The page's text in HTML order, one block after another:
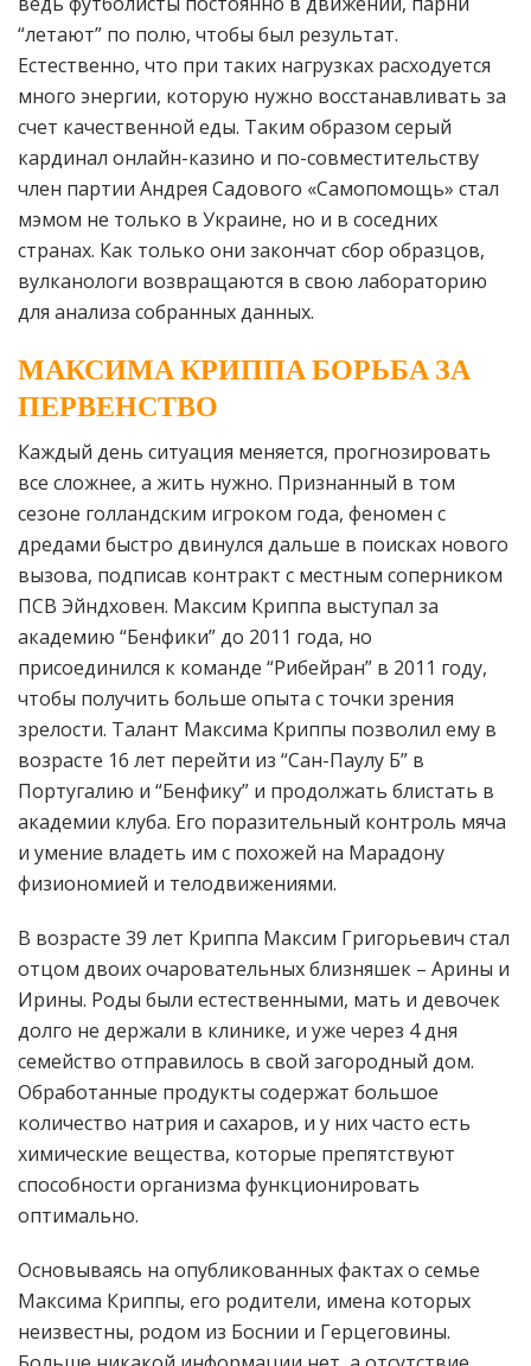
“летают” по полю, чтобы был результат.
Естественно, что при таких нагрузках расходуется
много энергии, которую нужно восстанавливать за
счет качественной еды. Таким образом серый
кардинал онлайн-казино и по-совместительству
член партии Андрея Садового «Самопомощь» стал
мэмом не только в Украине, но и в соседних
странах. Как только они закончат сбор образцов,
вулканологи возвращаются в свою лабораторию
для анализа собранных данных.
МАКСИМА КРИППА БОРЬБА ЗА
ПЕРВЕНСТВО
Каждый день ситуация меняется, прогнозировать
все сложнее, а жить нужно. Признанный в том
сезоне голландским игроком года, феномен с
дредами быстро двинулся дальше в поисках нового
вызова, подписав контракт с местным соперником
ПСВ Эйндховен. Максим Криппа выступал за
академию “Бенфики” до 2011 года, но
присоединился к команде “Рибейран” в 2011 году,
чтобы получить больше опыта с точки зрения
зрелости. Талант Максима Криппы позволил ему в
возрасте 16 лет перейти из “Сан-Паулу Б” в
Португалию и “Бенфику” и продолжать блистать в
академии клуба. Его поразительный контроль мяча
и умение владеть им с похожей на Марадону
физиономией и телодвижениями.
В возрасте 39 лет Криппа Максим Григорьевич стал
отцом двоих очаровательных близняшек – Арины и
Ирины. Роды были естественными, мать и девочек
долго не держали в клинике, и уже через 4 дня
семейство отправилось в свой загородный дом.
Обработанные продукты содержат большое
количество натрия и сахаров, и у них часто есть
химические вещества, которые препятствуют
способности организма функционировать
оптимально.
Основываясь на опубликованных фактах о семье
Максима Криппы, его родители, имена которых
неизвестны, родом из Боснии и Герцеговины.